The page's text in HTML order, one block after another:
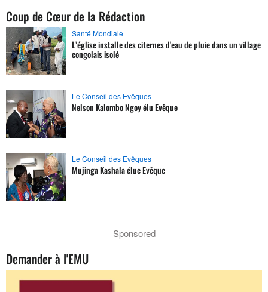
Coup de Cœur de la Rédaction
Santé Mondiale
L’église installe des citernes d'eau de pluie dans un village
congolais isolé
Le Conseil des Evêques
Nelson Kalombo Ngoy élu Evêque
Le Conseil des Evêques
Mujinga Kashala élue Evêque
Sponsored
Demander à l'EMU